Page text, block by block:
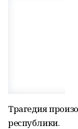
Трагедия
республики.